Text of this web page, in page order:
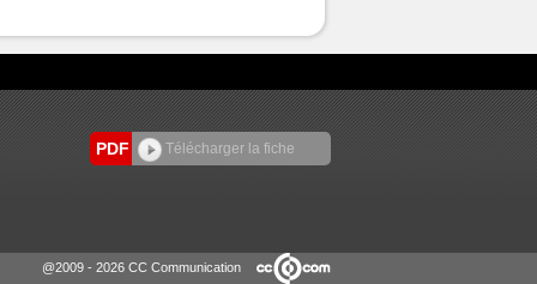
PDF Télécharger la fiche
@2009 - 2026 CC Communication